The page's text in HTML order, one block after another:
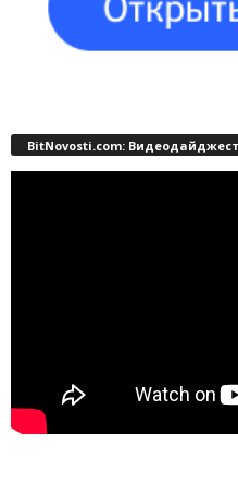
BitNovosti.com: